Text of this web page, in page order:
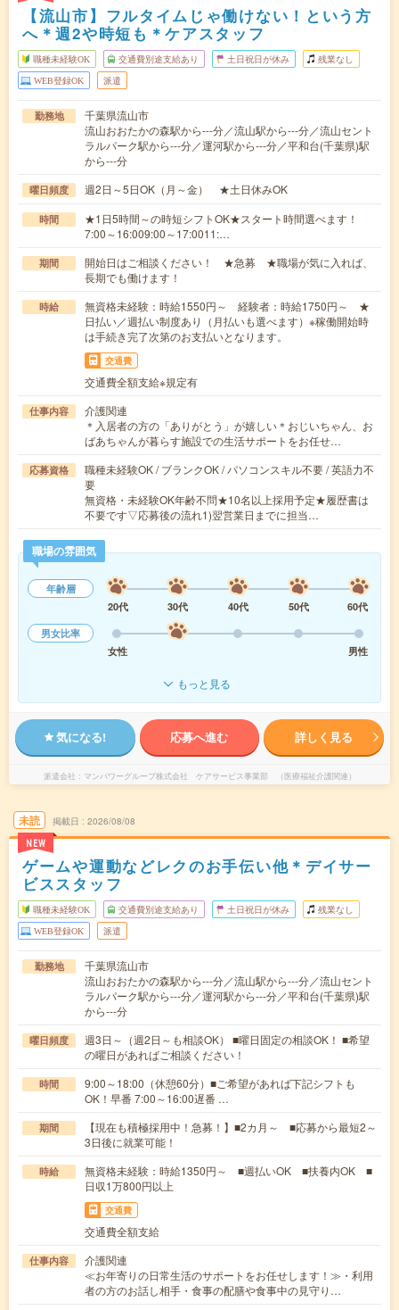
【流山市】フルタイムじゃ働けない！という方
へ＊週2や時短も＊ケアスタッフ
職種未経験OK 交通費別途支給あり 土日祝日が休み 残業なし
WEB登録OK 派遣
勤務地
千葉県流山市
流山おおたかの森駅から---分／流山駅から---分／流山セント
ラルパーク駅から---分／運河駅から---分／平和台(千葉県)駅
から---分
曜日頻度 週2日～5日OK（月～金） ★土日休みOK
時間
★1日5時間～の時短シフトOK★スタート時間選べます！
7:00～16:009:00～17:0011:…
期間
開始日はご相談ください！ ★急募 ★職場が気に入れば、
長期でも働けます！
時給
無資格未経験：時給1550円～ 経験者：時給1750円～ ★
日払い／週払い制度あり（月払いも選べます）※稼働開始時
は手続き完了次第のお支払いとなります。
交通費
交通費全額支給※規定有
仕事内容
介護関連
＊入居者の方の「ありがとう」が嬉しい＊おじいちゃん、お
ばあちゃんが暮らす施設での生活サポートをお任せ…
応募資格
職種未経験OK / ブランクOK / パソコンスキル不要 / 英語力不
要
無資格・未経験OK年齢不問★10名以上採用予定★履歴書は
不要です▽応募後の流れ1)翌営業日までに担当…
職場の雰囲気
年齢層
20代
30代 40代 50代
60代
男女比率
女性
男性
もっと見る
気になる! 応募へ進む 詳しく見る
派遣会社 マンパワーグループ株式会社 ケアサービス事業部 （医療福祉介護関連）
未読
NEW
掲載日 2026/08/08
ゲームや運動などレクのお手伝い他＊デイサー
ビススタッフ
職種未経験OK 交通費別途支給あり 土日祝日が休み 残業なし
WEB登録OK 派遣
勤務地
千葉県流山市
流山おおたかの森駅から---分／流山駅から---分／流山セント
ラルパーク駅から---分／運河駅から---分／平和台(千葉県)駅
から---分
曜日頻度
週3日～（週2日～も相談OK） ■曜日固定の相談OK！ ■希望
の曜日があればご相談ください！
時間
9:00～18:00（休憩60分）■ご希望があれば下記シフトも
OK！早番 7:00～16:00遅番 …
期間
【現在も積極採用中！急募！】■2カ月～ ■応募から最短2～
3日後に就業可能！
時給
無資格未経験：時給1350円～ ■週払いOK ■扶養内OK ■
日収1万800円以上
交通費
交通費全額支給
仕事内容
介護関連
≪お年寄りの日常生活のサポートをお任せします！≫・利用
者の方のお話し相手・食事の配膳や食事中の見守り…